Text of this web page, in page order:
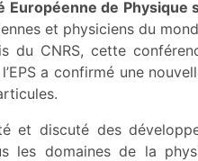
Européenne de Physique
et physiciens du
du CNRS, cette
a confirmé une
et discuté des
les domaines de la